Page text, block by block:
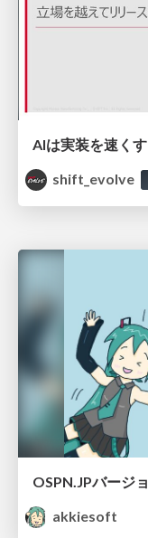
shift_evolve
akkiesoft